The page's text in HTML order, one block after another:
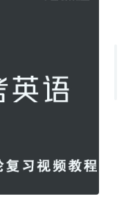
凉学长23
猿辅导2022
作业帮2023
21年乐学高
学前育儿教